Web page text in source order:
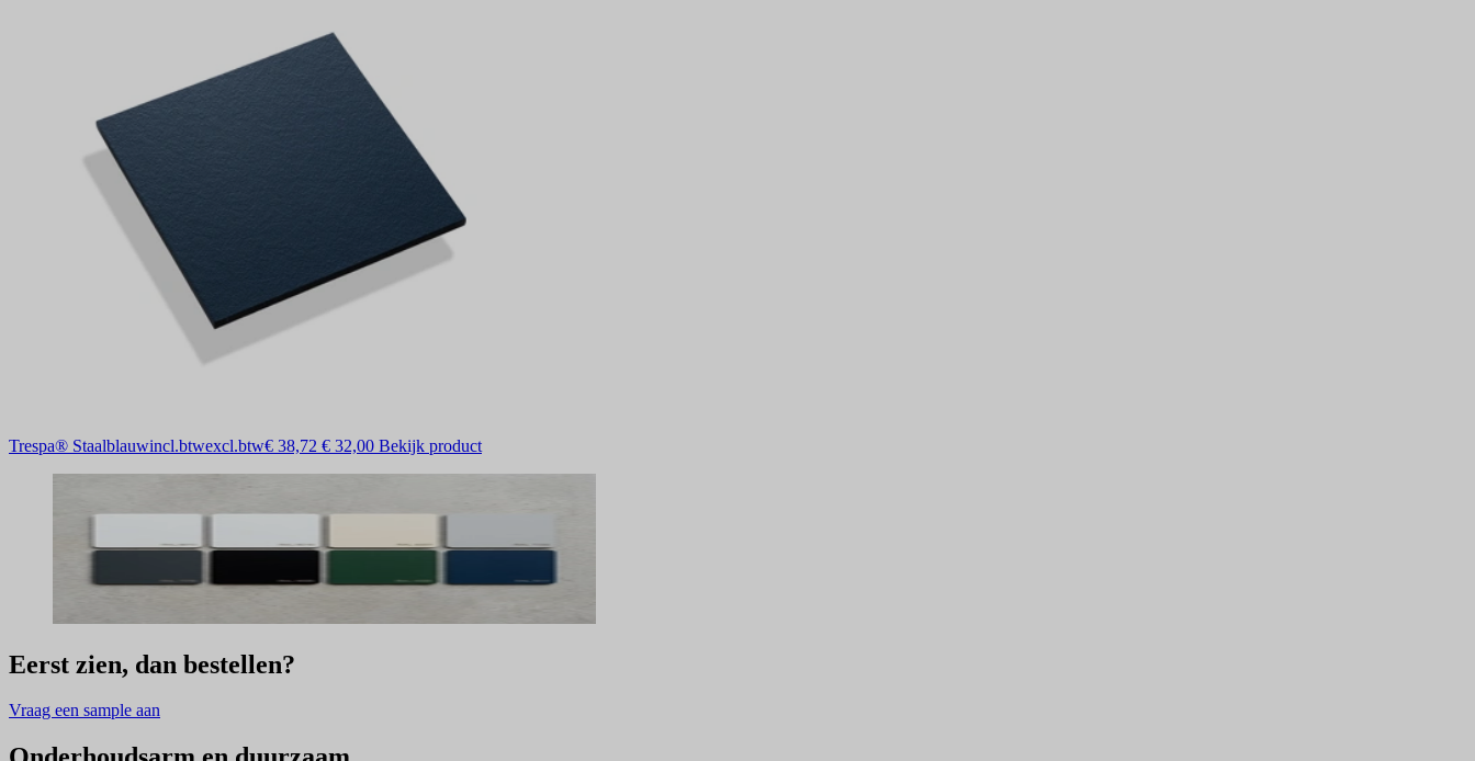
Trespa® Staalblauwincl.btwexcl.btw€ 38,72 € 32,00 Bekijk product
Eerst zien, dan bestellen?
Vraag een sample aan